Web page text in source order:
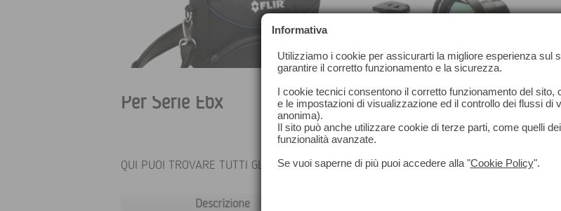
Per Serie Ebx
QUI PUOI TROVARE TUTTI GLI ACCESSORI PER FAR FUNZIONARE AL MEGLIO LA TUA
Descrizione
Informativa
Utilizziamo i cookie per assicurarti la migliore esperienza sul
garantire il corretto funzionamento e la sicurezza.
I cookie tecnici consentono il corretto funzionamento del sito,
e le impostazioni di visualizzazione ed il controllo dei flussi di
anonima).
Il sito può anche utilizzare cookie di terze parti, come quelli
funzionalità avanzate.
Se vuoi saperne di più puoi accedere alla "Cookie Policy".